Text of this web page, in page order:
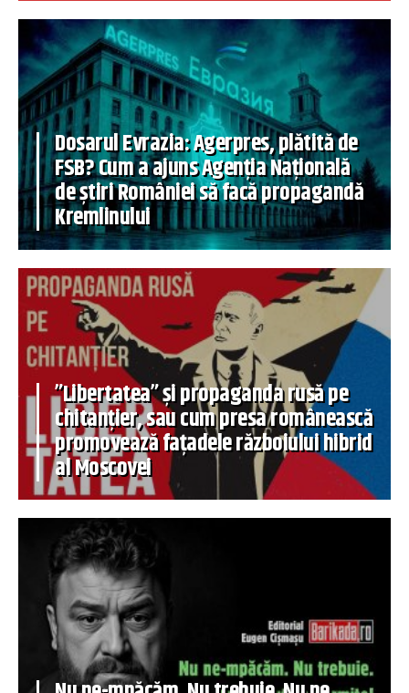
Dosarul Evrazia: Agerpres, plătită de
FSB? Cum a ajuns Agenția Națională
de știri României să facă propagandă
Kremlinului
”Libertatea” și propaganda rusă pe
chitanțier, sau cum presa românească
promovează fațadele războiului hibrid
al Moscovei